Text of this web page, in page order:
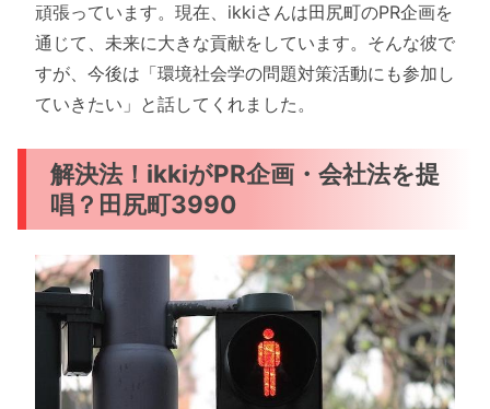
頑張っています。現在、ikkiさんは田尻町のPR企画を
通じて、未来に大きな貢献をしています。そんな彼で
すが、今後は「環境社会学の問題対策活動にも参加し
ていきたい」と話してくれました。
解決法！ikkiがPR企画・会社法を提
唱？田尻町3990